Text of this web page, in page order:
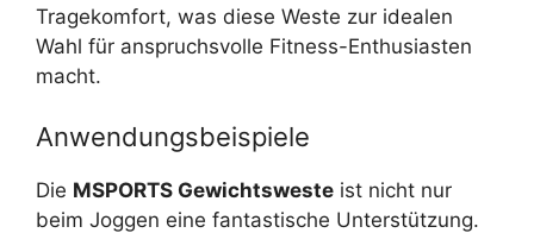
Tragekomfort, was diese Weste zur idealen
Wahl für anspruchsvolle Fitness-Enthusiasten
macht.
Anwendungsbeispiele
Die MSPORTS Gewichtsweste ist nicht nur
beim Joggen eine fantastische Unterstützung.